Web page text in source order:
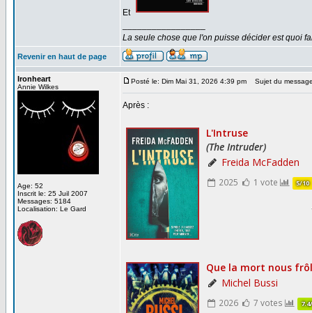
Et
La seule chose que l'on puisse décider est quoi
Revenir en haut de page
Ironheart
Annie Wilkes
Age: 52
Inscrit le: 25 Juil 2007
Messages: 5184
Localisation: Le Gard
Posté le: Dim Mai 31, 2026 4:39 pm Sujet du
Après :